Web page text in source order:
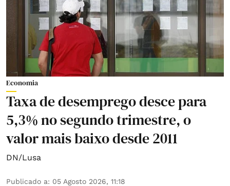
Economia
Taxa de desemprego desce para
5,3% no segundo trimestre, o
valor mais baixo desde 2011
DN/Lusa
Publicado a: 05 Agosto 2026, 11:18